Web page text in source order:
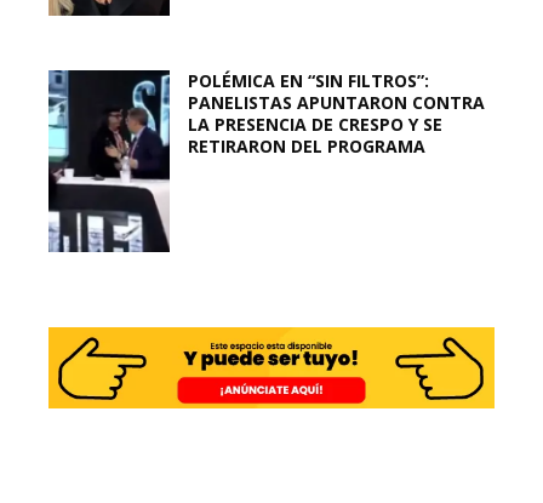
POLÉMICA EN “SIN FILTROS”:
PANELISTAS APUNTARON CONTRA
LA PRESENCIA DE CRESPO Y SE
RETIRARON DEL PROGRAMA